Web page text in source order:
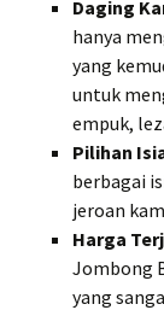
Daging
hanya
yang
untuk
empuk,
Pilihan
berbagai
jeroan
Harga
Jombong
yang